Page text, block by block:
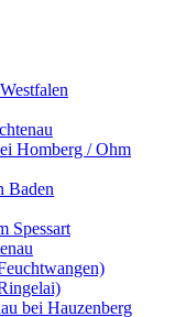
Homberg / Ohm
Baden
Spessart
bei Hauzenberg